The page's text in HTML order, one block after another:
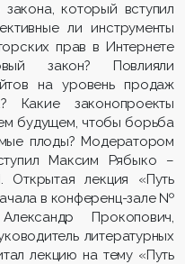
который вступил
ли инструменты
прав в Интернете
закон? Повлияли
на уровень продаж
Какие законопроекты
будущем, чтобы борьба
плоды? Модератором
Максим Рябыко –
Открытая лекция «Путь
в конференц-зале №
Прокопович,
литературных
лекцию на тему «Путь